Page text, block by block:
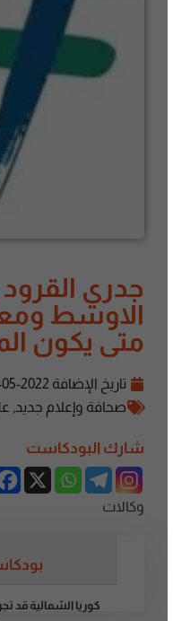
جدري
الاوسط
متى يكون
تاريخ الإضافة2022-05-22
صحافة وإعلام جديد,
شارك البودكاست
وكالات
كوريا الشمالية قد